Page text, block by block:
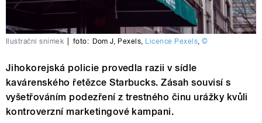
Ilustrační snímek foto: Dom J ,Pexels Licence Pexels ©
Jihokorejská policie provedla razii v sídle
kavárenského řetězce Starbucks. Zásah souvisí s
vyšetřováním podezření z trestného činu urážky kvůli
kontroverzní marketingové kampani.